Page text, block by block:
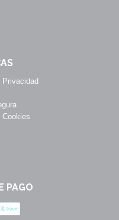
Cookies
PAGO